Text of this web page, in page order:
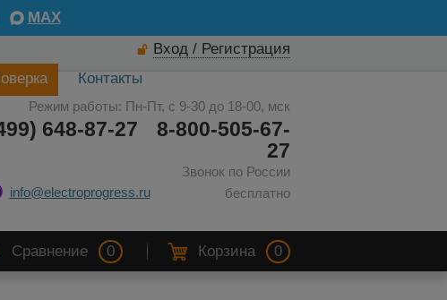
MAX
Вход / Регистрация
Контакты
Режим работы: Пн-Пт, с 9-30 до 18-00, мск
8-800-505-67-
27
Звонок по России
бесплатно
648-87-27
info@electroprogress.ru
Сравнение 0 Корзина 0